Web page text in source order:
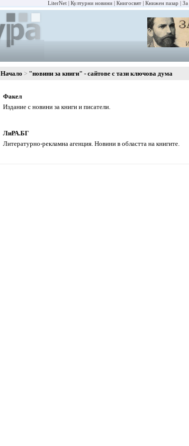
LiterNet Културни новини Книгосвят Книжен пазар За
Начало "новини за книги" - сайтове с тази ключова дума
Факел
Издание с новини за книги и писатели.
ЛиРА.БГ
Литературно-рекламна агенция. Новини в областта на книгите.